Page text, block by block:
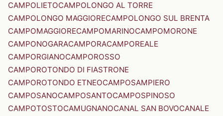
CAMPOLIETOCAMPOLONGO AL TORRE
CAMPOLONGO MAGGIORECAMPOLONGO SUL BRENTA
CAMPOMAGGIORECAMPOMARINOCAMPOMORONE
CAMPONOGARACAMPORACAMPOREALE
CAMPORGIANOCAMPOROSSO
CAMPOROTONDO DI FIASTRONE
CAMPOROTONDO ETNEOCAMPOSAMPIERO
CAMPOSANOCAMPOSANTOCAMPOSPINOSO
CAMPOTOSTOCAMUGNANOCANAL SAN BOVOCANALE